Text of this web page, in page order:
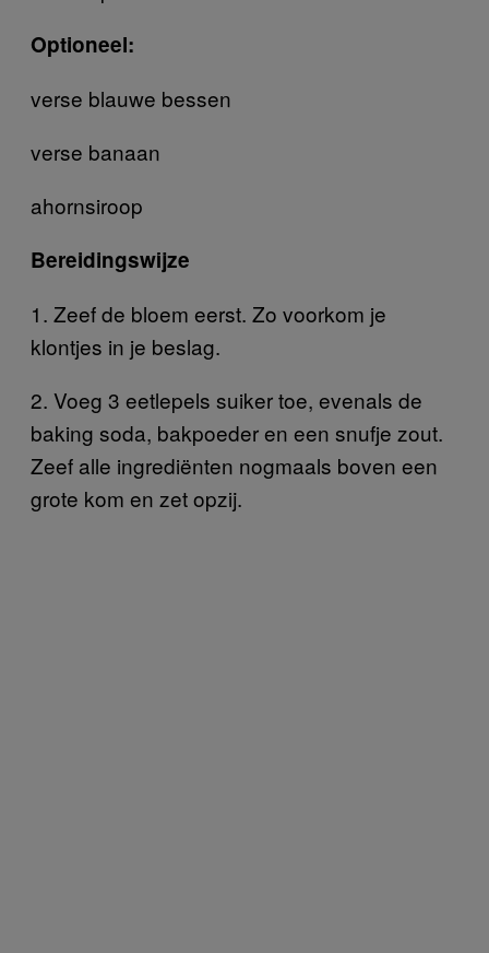
Optioneel:
verse blauwe bessen
verse banaan
ahornsiroop
Bereidingswijze
1. Zeef de bloem eerst. Zo voorkom je
klontjes in je beslag.
2. Voeg 3 eetlepels suiker toe, evenals de
baking soda, bakpoeder en een snufje zout.
Zeef alle ingrediënten nogmaals boven een
grote kom en zet opzij.